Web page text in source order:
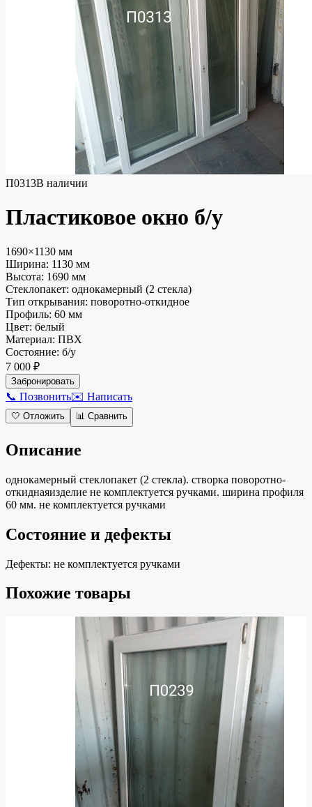
П0313В наличии
Пластиковое окно б/у
1690×1130 мм
Ширина: 1130 мм
Высота: 1690 мм
Стеклопакет: однокамерный (2 стекла)
Тип открывания: поворотно-откидное
Профиль: 60 мм
Цвет: белый
Материал: ПВХ
Состояние: б/у
7 000 ₽
Забронировать
📞 Позвонить✉️ Написать
🤍 Отложить 📊 Сравнить
Описание
однокамерный стеклопакет (2 стекла). створка поворотно-
откиднаяизделие не комплектуется ручками. ширина профиля
60 мм. не комплектуется ручками
Состояние и дефекты
Дефекты: не комплектуется ручками
Похожие товары